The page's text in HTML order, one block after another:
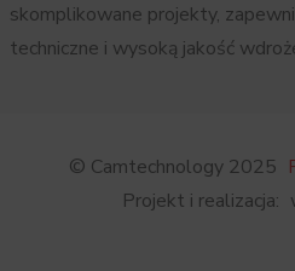
skomplikowane projekty,
techniczne i wysoką jakość
© Camtechnology 2025
Projekt i realizacja: